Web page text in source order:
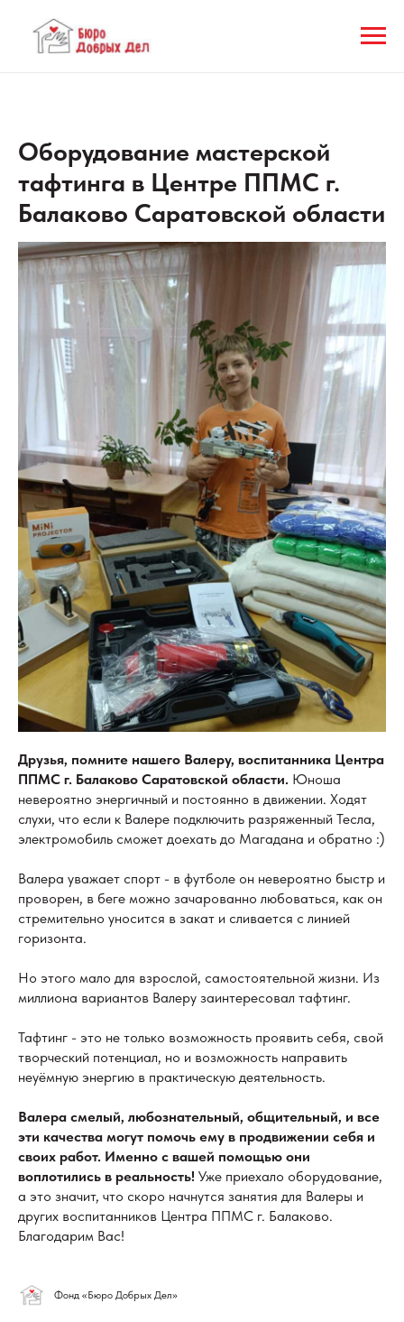
Оборудование мастерской
тафтинга в Центре ППМС г.
Балаково Саратовской области
Друзья, помните нашего Валеру, воспитанника Центра
ППМС г. Балаково Саратовской области. Юноша
невероятно энергичный и постоянно в движении. Ходят
слухи, что если к Валере подключить разряженный Тесла,
электромобиль сможет доехать до Магадана и обратно :)
Валера уважает спорт - в футболе он невероятно быстр и
проворен, в беге можно зачарованно любоваться, как он
стремительно уносится в закат и сливается с линией
горизонта.
Но этого мало для взрослой, самостоятельной жизни. Из
миллиона вариантов Валеру заинтересовал тафтинг.
Тафтинг - это не только возможность проявить себя, свой
творческий потенциал, но и возможность направить
неуёмную энергию в практическую деятельность.
Валера смелый, любознательный, общительный, и все
эти качества могут помочь ему в продвижении себя и
своих работ. Именно с вашей помощью они
воплотились в реальность! Уже приехало оборудование,
а это значит, что скоро начнутся занятия для Валеры и
других воспитанников Центра ППМС г. Балаково.
Благодарим Вас!
Фонд «Бюро Добрых Дел»